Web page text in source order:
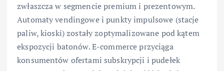
zwłaszcza w segmencie premium i prezentowym.
Automaty vendingowe i punkty impulsowe (stacje
paliw, kioski) zostały zoptymalizowane pod kątem
ekspozycji batonów. E-commerce przyciąga
konsumentów ofertami subskrypcji i pudełek